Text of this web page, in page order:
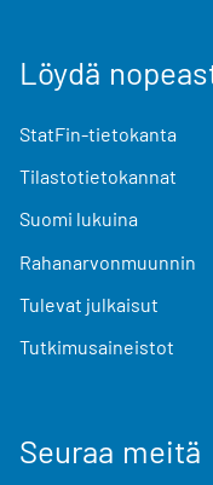
Löydä
StatFin-tietokanta
Tilastotietokannat
Suomi lukuina
Rahanarvonmuunnin
Tulevat julkaisut
Tutkimusaineistot
Seuraa meitä